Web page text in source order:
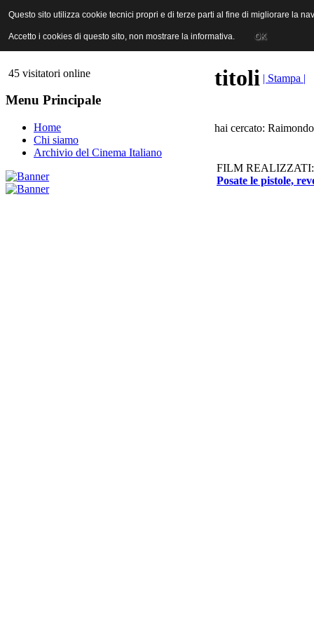
ANICA | Associazione Nazionale Industrie Cinematografiche
45 visitatori online
Menu Principale
Home
Chi siamo
Archivio del Cinema Italiano
titoli | Stampa |
hai cercato:
FILM REALIZZATI:
Posate le pistole,
Questo sito utilizza cookie tecnici propri e di terze parti al fine di migliorare la
Accetto i cookies di questo sito, non mostrare la informativa. OK
Questo sito utilizza cookie tecnici propri e di terze parti al fine di migliorare la
Accetto i cookies di questo sito, non mostrare la informativa. OK